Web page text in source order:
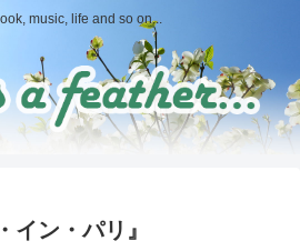
music, life and so on...
イン・パリ』